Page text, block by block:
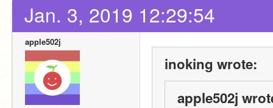
Jan. 3, 2019 12:29:54
apple502j
inoking wrote:
apple502j